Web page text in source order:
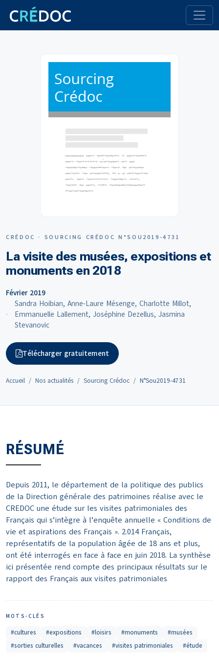
CRÉDOC · SOURCING CRÉDOC N°SOU2019-4731
La visite des musées, expositions et
monuments en 2018
Février 2019
Sandra Hoibian, Anne-Laure Mésenge, Charlotte Millot,
Emmanuelle Lallement, Joséphine Dezellus, Jasmina
Stevanovic
Télécharger gratuitement
Accueil Nos actualités Sourcing Crédoc N°Sou2019-4731
RÉSUMÉ
Depuis 2011, le département de la politique des publics
de la Direction générale des patrimoines réalise avec le
CREDOC une étude sur les visites patrimoniales des
Français qui s’intègre à l’enquête annuelle « Conditions de
vie et aspirations des Français ». 2.014 Français,
représentatifs de la population âgée de 18 ans et plus,
ont été interrogés en face à face en juin 2018. La synthèse
ici présentée rend compte des principaux résultats sur le
rapport des Français aux visites patrimoniales
MOTS-CLÉS
#cultures #expositions #loisirs #monuments
#musées
#sorties culturelles
#vacances #visites patrimoniales #étude